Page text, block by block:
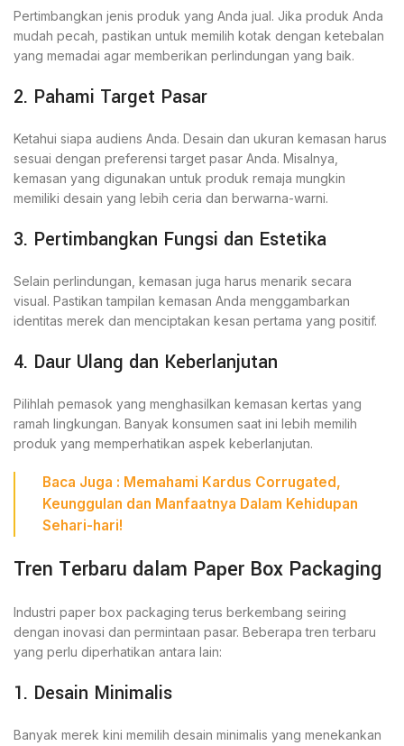
Pertimbangkan jenis produk yang Anda jual. Jika produk Anda
mudah pecah, pastikan untuk memilih kotak dengan ketebalan
yang memadai agar memberikan perlindungan yang baik.
2. Pahami Target Pasar
Ketahui siapa audiens Anda. Desain dan ukuran kemasan harus
sesuai dengan preferensi target pasar Anda. Misalnya,
kemasan yang digunakan untuk produk remaja mungkin
memiliki desain yang lebih ceria dan berwarna-warni.
3. Pertimbangkan Fungsi dan Estetika
Selain perlindungan, kemasan juga harus menarik secara
visual. Pastikan tampilan kemasan Anda menggambarkan
identitas merek dan menciptakan kesan pertama yang positif.
4. Daur Ulang dan Keberlanjutan
Pilihlah pemasok yang menghasilkan kemasan kertas yang
ramah lingkungan. Banyak konsumen saat ini lebih memilih
produk yang memperhatikan aspek keberlanjutan.
Baca Juga : Memahami Kardus Corrugated,
Keunggulan dan Manfaatnya Dalam Kehidupan
Sehari-hari!
Tren Terbaru dalam Paper Box Packaging
Industri paper box packaging terus berkembang seiring
dengan inovasi dan permintaan pasar. Beberapa tren terbaru
yang perlu diperhatikan antara lain:
1. Desain Minimalis
Banyak merek kini memilih desain minimalis yang menekankan